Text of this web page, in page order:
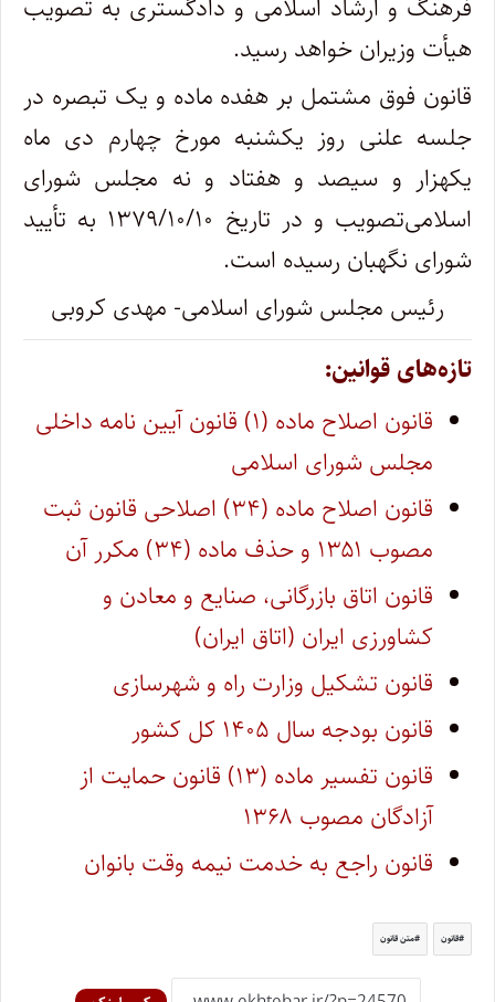
فرهنگ و ارشاد اسلامی و دادگستری به تصویب
‌هیأت وزیران خواهد رسید.
قانون فوق مشتمل بر هفده ماده و یک تبصره در
جلسه علنی روز یکشنبه مورخ چهارم دی ماه
یکهزار و سیصد و هفتاد و نه مجلس شورای
اسلامی‌تصویب و در تاریخ ۱۳۷۹/۱۰/۱۰ به تأیید
شورای نگهبان رسیده است. ‌
رئیس مجلس شورای اسلامی- مهدی کروبی
تازه‌های قوانین:
قانون اصلاح ماده (۱) قانون آیین نامه داخلی
مجلس شورای اسلامی
قانون اصلاح ماده (۳۴) اصلاحی قانون ثبت
مصوب ۱۳۵۱ و حذف ماده (۳۴) مکرر آن
قانون اتاق بازرگانی، صنایع و معادن و
کشاورزی ایران (اتاق ایران)
قانون تشکیل وزارت راه و شهرسازی
قانون بودجه سال ۱۴۰۵ کل کشور
قانون تفسیر ماده (۱۳) قانون حمایت از
آزادگان مصوب ۱۳۶۸
قانون راجع به خدمت نیمه وقت بانوان
قانون متن قانون